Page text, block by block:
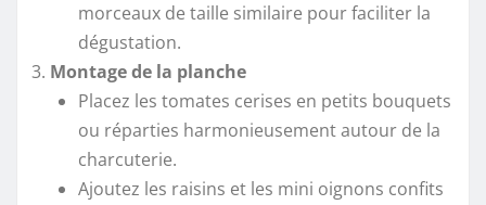
morceaux de taille similaire pour faciliter la
dégustation.
Montage de la planche
Placez les tomates cerises en petits bouquets
ou réparties harmonieusement autour de la
charcuterie.
Ajoutez les raisins et les mini oignons confits